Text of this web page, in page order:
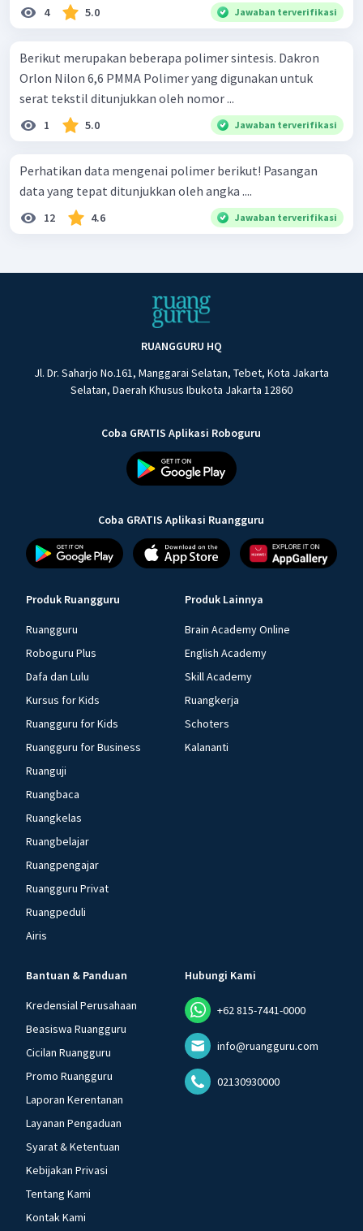
4 5.0 Jawaban terverifikasi
Berikut merupakan beberapa polimer sintesis. Dakron
Orlon Nilon 6,6 PMMA Polimer yang digunakan untuk
serat tekstil ditunjukkan oleh nomor ...
1 5.0 Jawaban terverifikasi
Perhatikan data mengenai polimer berikut! Pasangan
data yang tepat ditunjukkan oleh angka ....
12 4.6 Jawaban terverifikasi
RUANGGURU HQ
Jl. Dr. Saharjo No.161, Manggarai Selatan, Tebet, Kota Jakarta
Selatan, Daerah Khusus Ibukota Jakarta 12860
Coba GRATIS Aplikasi Roboguru
Coba GRATIS Aplikasi Ruangguru
Produk Ruangguru
Ruangguru
Roboguru Plus
Dafa dan Lulu
Kursus for Kids
Ruangguru for Kids
Ruangguru for Business
Ruanguji
Ruangbaca
Ruangkelas
Ruangbelajar
Ruangpengajar
Ruangguru Privat
Ruangpeduli
Airis
Produk Lainnya
Brain Academy Online
English Academy
Skill Academy
Ruangkerja
Schoters
Kalananti
Bantuan & Panduan
Kredensial Perusahaan
Beasiswa Ruangguru
Cicilan Ruangguru
Promo Ruangguru
Laporan Kerentanan
Layanan Pengaduan
Syarat & Ketentuan
Kebijakan Privasi
Tentang Kami
Kontak Kami
Hubungi Kami
+62 815-7441-0000
info@ruangguru.com
02130930000